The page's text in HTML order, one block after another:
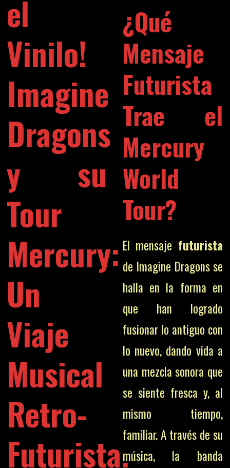
el
Vinilo!
Imagine
Dragons
y su
Tour
Mercury:
Un
Viaje
Musical
Retro-
Futurista.
¿Qué
Mensaje
Futurista
Trae el
Mercury
World
Tour?
El mensaje futurista
de Imagine Dragons se
halla en la forma en
que han logrado
fusionar lo antiguo con
lo nuevo, dando vida a
una mezcla sonora que
se siente fresca y, al
mismo tiempo,
familiar. A través de su
música, la banda